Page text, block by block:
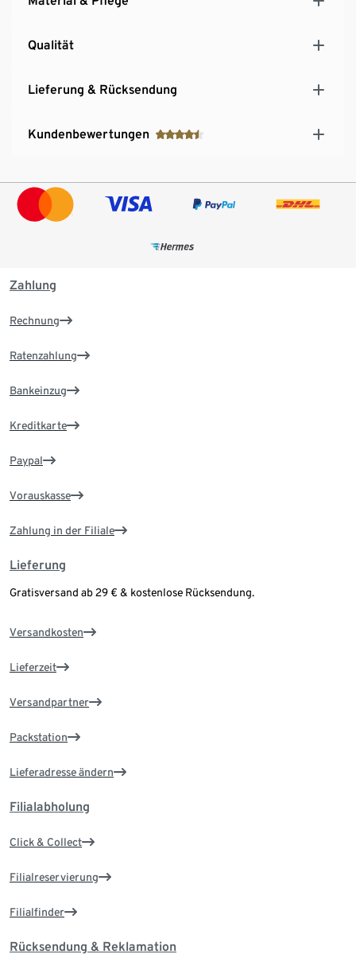
Qualität
Lieferung & Rücksendung
Kundenbewertungen
Zahlung
Rechnung
Ratenzahlung
Bankeinzug
Kreditkarte
Paypal
Vorauskasse
Zahlung in der Filiale
Lieferung
Gratisversand ab 29 € & kostenlose Rücksendung.
Versandkosten
Lieferzeit
Versandpartner
Packstation
Lieferadresse ändern
Filialabholung
Click & Collect
Filialreservierung
Filialfinder
Rücksendung & Reklamation